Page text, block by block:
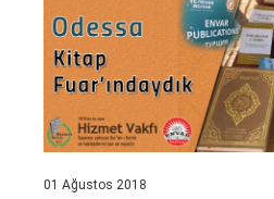
01 Ağustos 2018